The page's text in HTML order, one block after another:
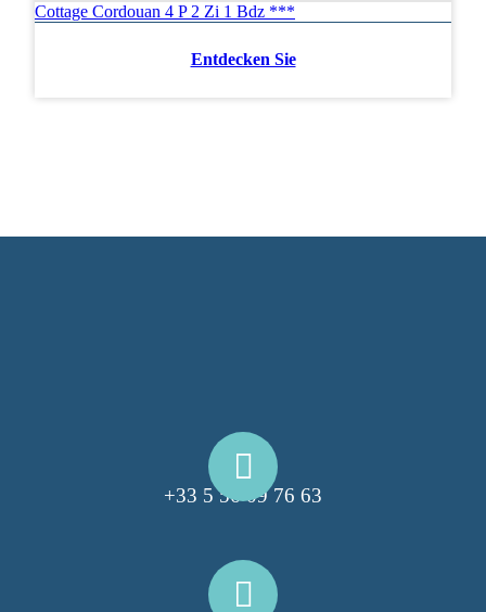
Cottage Cordouan 4 P 2 Zi 1 Bdz ***
Entdecken Sie
+33 5 56 09 76 63